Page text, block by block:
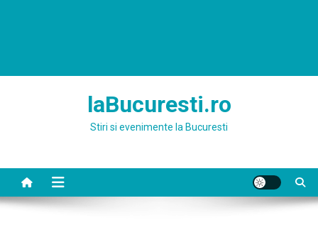
laBucuresti.ro
Stiri si evenimente la Bucuresti